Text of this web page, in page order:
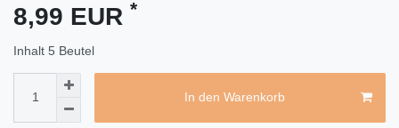
8,99 EUR *
Inhalt 5 Beutel
In den Warenkorb